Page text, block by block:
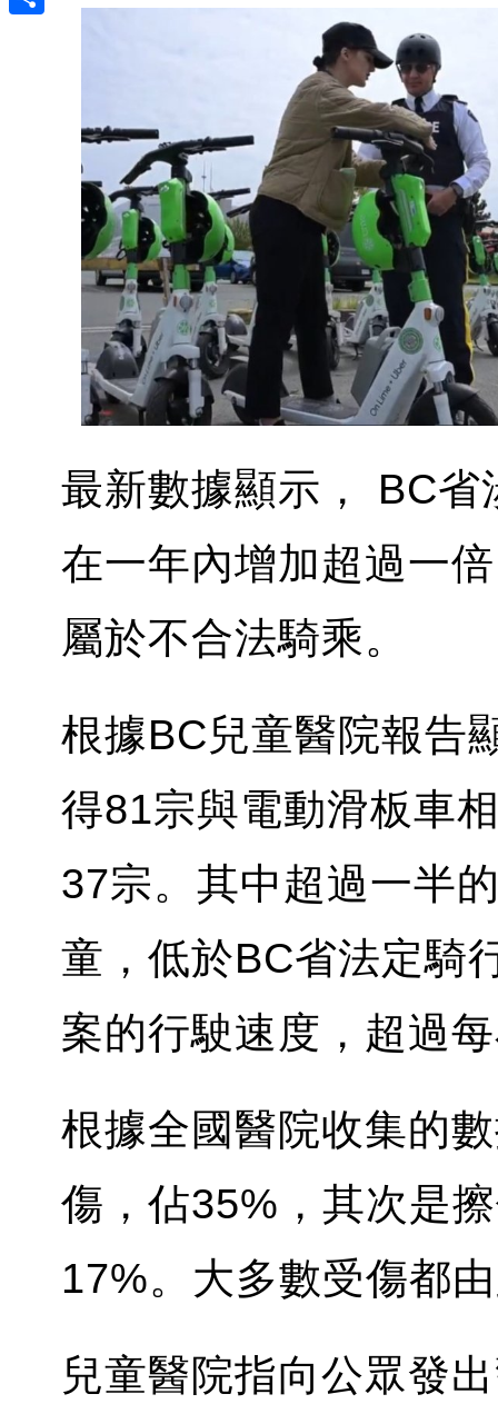
最新數據顯示， BC
在一年內增加超過一
屬於不合法騎乘。
根據BC兒童醫院報告
得81宗與電動滑板車
37宗。其中超過一半
童，低於BC省法定騎
案的行駛速度，超過
根據全國醫院收集的
傷，佔35%，其次是
17%。大多數受傷都
兒童醫院指向公眾發